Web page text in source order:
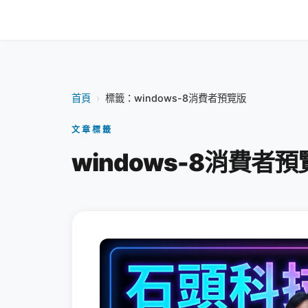
首頁 › 標籤：windows-8消費者預覽版
文章標籤
windows-8消費者預